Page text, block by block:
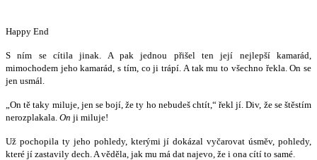
Happy End
S ním se cítila jinak. A pak jednou přišel ten její nejlepší kamarád,
mimochodem jeho kamarád, s tím, co ji trápí. A tak mu to všechno řekla. On se
jen usmál.
„On tě taky miluje, jen se bojí, že ty ho nebudeš chtít,“ řekl jí. Div, že se štěstím
nerozplakala. On ji miluje!
Už pochopila ty jeho pohledy, kterými jí dokázal vyčarovat úsměv, pohledy,
které jí zastavily dech. A věděla, jak mu má dat najevo, že i ona cítí to samé.